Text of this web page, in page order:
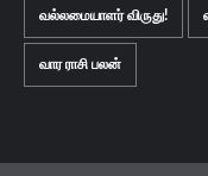
வல்லமையாளர் விருது!
வார ராசி பலன்